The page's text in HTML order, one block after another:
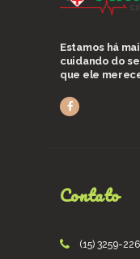
Estamos há
cuidando do
que ele
Contato
(15) 3259-